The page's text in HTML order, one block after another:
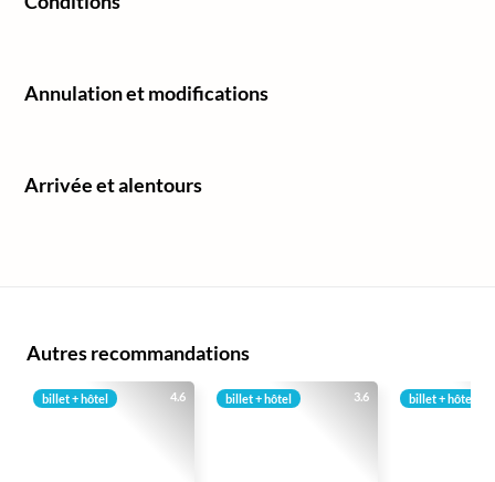
Annulation et modifications
Arrivée et alentours
Autres recommandations
4.6
billet + hôtel 3.6
billet + hôtel billet + hôtel